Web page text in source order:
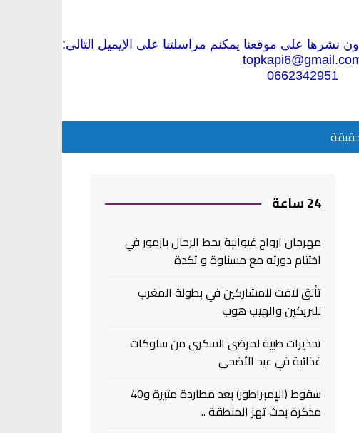
نشرها على موقعنا يمكنم مراسلتنا على الإيميل التالي:
0662342951
24 ساعة
مهرجان ارواح غيوانية يحط الرحال بازمور في
اختتام دورته مع مسناوة و تكدة
تألق لافت للمشاركين في بطولة المغرب
للبريكين والهيب هوب
تحذيرات طبية لمرضى السكري من سلوكات
غذائية في عيد الأضحى
سقوط (الإمبراطور) بعد مطاردة متيرة و40
مذكرة بحث تهز المنطقة ..